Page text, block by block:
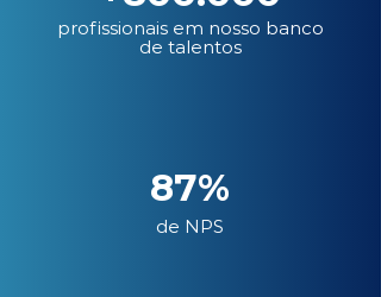
profissionais em nosso banco
de talentos
87%
de NPS